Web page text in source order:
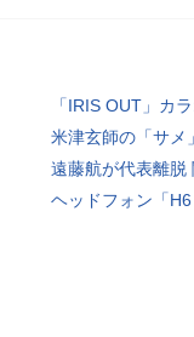
「IRIS OUT」カ
米津玄師の「サメ
遠藤航が代表離脱
ヘッドフォン「H6